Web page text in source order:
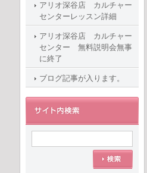
アリオ深谷店 カルチャー
センターレッスン詳細
アリオ深谷店 カルチャー
センター 無料説明会無事
に終了
ブログ記事が入ります。